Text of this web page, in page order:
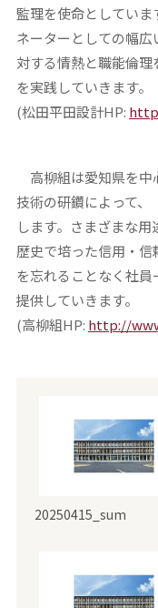
監理を使命としていま
ネーターとしての幅
対する情熱と職能倫
を実践していきます。
(松田平田設計HP:
高柳組は愛知県を中
技術の研鑽によって
します。さまざまな
歴史で培った信用・
を忘れることなく社
提供していきます。
(高柳組HP: http://
20250415_sum